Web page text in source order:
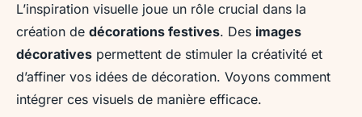
L’inspiration visuelle joue un rôle crucial dans la
création de décorations festives. Des images
décoratives permettent de stimuler la créativité et
d’affiner vos idées de décoration. Voyons comment
intégrer ces visuels de manière efficace.